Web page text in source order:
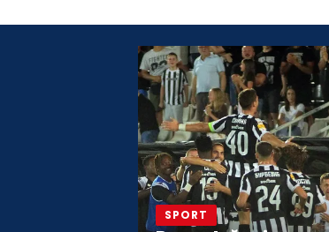
SPORT